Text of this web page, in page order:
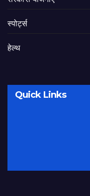
स्पोर्ट्स
हेल्थ
Quick Links